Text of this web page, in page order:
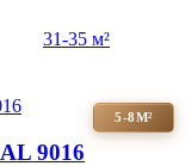
31-35 м²
5-8М²
9016